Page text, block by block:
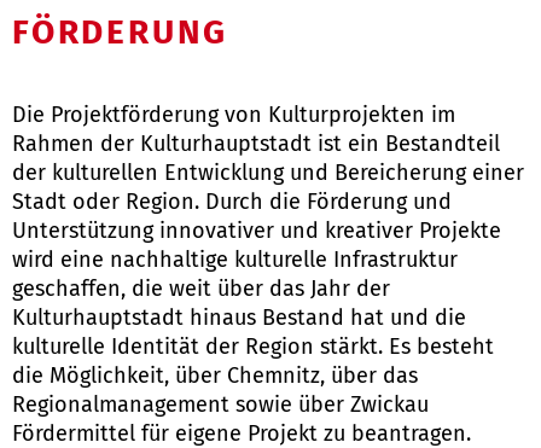
FÖRDERUNG
Die Projektförderung von Kulturprojekten im
Rahmen der Kulturhauptstadt ist ein Bestandteil
der kulturellen Entwicklung und Bereicherung einer
Stadt oder Region. Durch die Förderung und
Unterstützung innovativer und kreativer Projekte
wird eine nachhaltige kulturelle Infrastruktur
geschaffen, die weit über das Jahr der
Kulturhauptstadt hinaus Bestand hat und die
kulturelle Identität der Region stärkt. Es besteht
die Möglichkeit, über Chemnitz, über das
Regionalmanagement sowie über Zwickau
Fördermittel für eigene Projekt zu beantragen.